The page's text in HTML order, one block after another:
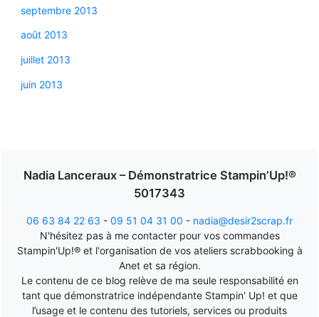
septembre 2013
août 2013
juillet 2013
juin 2013
Nadia Lanceraux – Démonstratrice Stampin’Up!®
5017343
06 63 84 22 63 - 09 51 04 31 00 - nadia@desir2scrap.fr
N'hésitez pas à me contacter pour vos commandes
Stampin'Up!® et l'organisation de vos ateliers scrabbooking à
Anet et sa région.
Le contenu de ce blog relève de ma seule responsabilité en
tant que démonstratrice indépendante Stampin' Up! et que
l’usage et le contenu des tutoriels, services ou produits